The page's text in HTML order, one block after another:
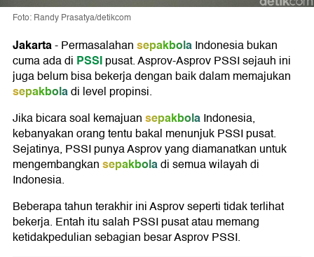
Foto: Randy Prasatya/detikcom
Jakarta-PermasalahansepakbolaIndonesia bukan
cuma ada di PSSIpusat. Asprov-Asprov PSSI sejauh ini
juga belum bisa bekerja dengan baik dalam memajukan
sepakboladi level propinsi.
Jika bicara soal kemajuansepakbolaIndonesia,
kebanyakan orang tentu bakal menunjuk PSSI pusat.
Sejatinya, PSSI punya Asprov yang diamanatkan untuk
mengembangkansepakboladi semua wilayah di
Indonesia.
Beberapa tahun terakhir ini Asprov seperti tidak terlihat
bekerja. Entah itu salah PSSI pusat atau memang
ketidakpedulian sebagian besar Asprov PSSI.